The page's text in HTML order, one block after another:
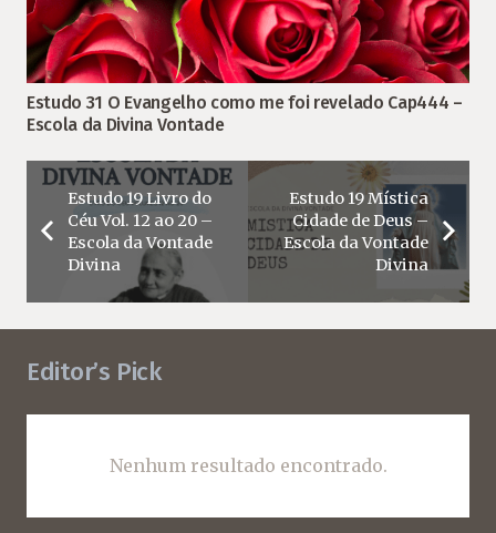
Estudo 31 O Evangelho como me foi revelado Cap444 –
Escola da Divina Vontade
Estudo 19 Livro do
Céu Vol. 12 ao 20 –
Escola da Vontade
Divina
Estudo 19 Mística
Cidade de Deus –
Escola da Vontade
Divina
Editor’s Pick
Nenhum resultado encontrado.